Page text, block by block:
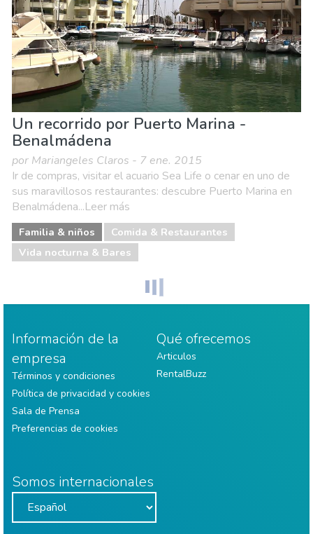
Un recorrido por Puerto Marina -
Benalmádena
por Mariangeles Claros - 7 ene. 2015
Ir de compras, visitar el acuario Sea Life o cenar en uno de
sus maravillosos restaurantes: descubre Puerto Marina en
Benalmádena...Leer más
Familia & niños
Comida & Restaurantes
Vida nocturna & Bares
Información de la
empresa
Términos y condiciones
Política de privacidad y cookies
Sala de Prensa
Preferencias de cookies
Qué ofrecemos
Articulos
RentalBuzz
Somos internacionales